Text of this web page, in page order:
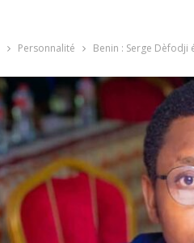
Personnalité Benin : Serge Dèfodji